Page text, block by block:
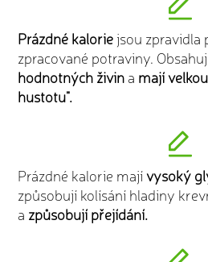
Prázdné kalorie jsou zpravidla
zpracované potraviny.
hodnotných živin a mají
hustotu".
Prázdné kalorie majívysoký
způsobují kolísání hladiny
a způsobují přejídání.